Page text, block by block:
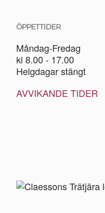
ÖPPETTIDER
Måndag-Fredag
kl 8.00 - 17.00
Helgdagar stängt
AVVIKANDE TIDER